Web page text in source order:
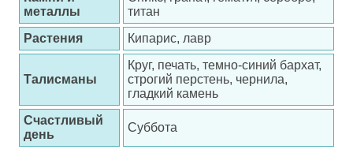
металлы
титан
Растения
Кипарис, лавр
Талисманы
Круг, печать, темно-синий бархат,
строгий перстень, чернила,
гладкий камень
Счастливый
день
Суббота